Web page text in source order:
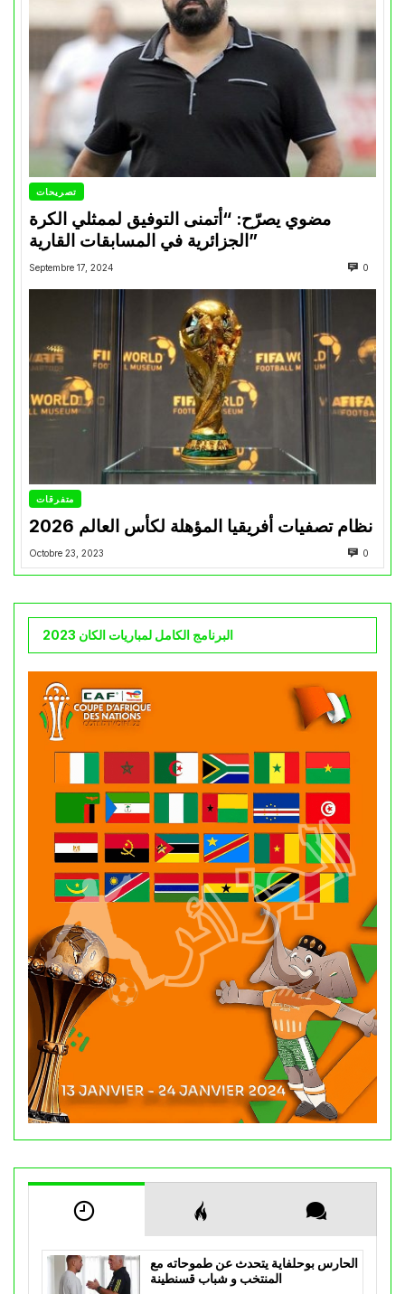
تصريحات
مضوي يصرّح: “أتمنى التوفيق لممثلي الكرة
الجزائرية في المسابقات القارية”
Septembre 17, 2024 0
متفرقات
نظام تصفيات أفريقيا المؤهلة لكأس العالم 2026
Octobre 23, 2023 0
البرنامج الكامل لمباريات الكان 2023
الحارس بوحلفاية يتحدث عن طموحاته مع
المنتخب و شباب قسنطينة